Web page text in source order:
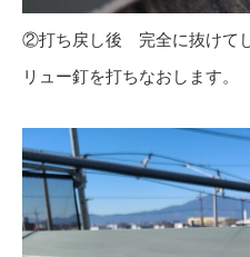
②打ち戻し後 完全に抜けて
リュー釘を打ちなおします。